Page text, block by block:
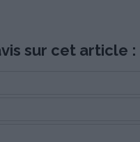
sur cet article :